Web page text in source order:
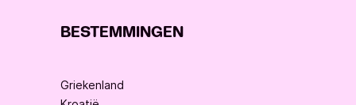
BESTEMMINGEN
Griekenland